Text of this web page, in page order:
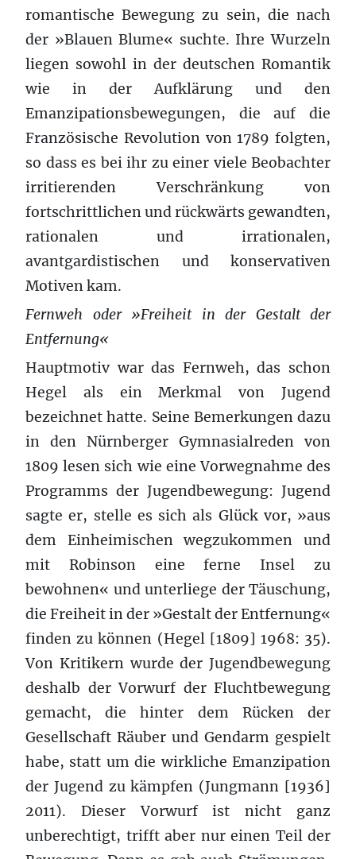
romantische Bewegung zu sein, die nach
der »Blauen Blume« suchte. Ihre Wurzeln
liegen sowohl in der deutschen Romantik
wie in der Aufklärung und den
Emanzipationsbewegungen, die auf die
Französische Revolution von 1789 folgten,
so dass es bei ihr zu einer viele Beobachter
irritierenden Verschränkung von
fortschrittlichen und rückwärts gewandten,
rationalen und irrationalen,
avantgardistischen und konservativen
Motiven kam.
Fernweh oder »Freiheit in der Gestalt der
Entfernung«
Hauptmotiv war das Fernweh, das schon
Hegel als ein Merkmal von Jugend
bezeichnet hatte. Seine Bemerkungen dazu
in den Nürnberger Gymnasialreden von
1809 lesen sich wie eine Vorwegnahme des
Programms der Jugendbewegung: Jugend
sagte er, stelle es sich als Glück vor, »aus
dem Einheimischen wegzukommen und
mit Robinson eine ferne Insel zu
bewohnen« und unterliege der Täuschung,
die Freiheit in der »Gestalt der Entfernung«
finden zu können (Hegel [1809] 1968: 35).
Von Kritikern wurde der Jugendbewegung
deshalb der Vorwurf der Fluchtbewegung
gemacht, die hinter dem Rücken der
Gesellschaft Räuber und Gendarm gespielt
habe, statt um die wirkliche Emanzipation
der Jugend zu kämpfen (Jungmann [1936]
2011). Dieser Vorwurf ist nicht ganz
unberechtigt, trifft aber nur einen Teil der